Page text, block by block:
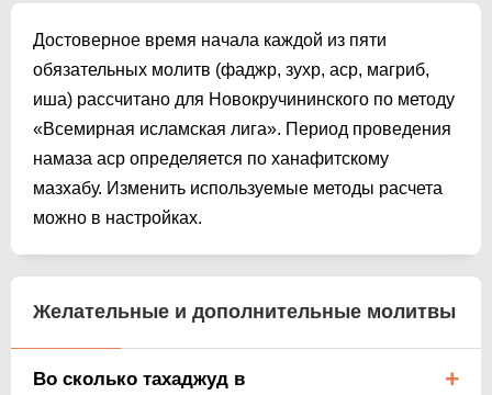
Достоверное время начала каждой из пяти
обязательных молитв (фаджр, зухр, аср, магриб,
иша) рассчитано для Новокручининского по методу
«Всемирная исламская лига». Период проведения
намаза аср определяется по ханафитскому
мазхабу. Изменить используемые методы расчета
можно в настройках.
Желательные и дополнительные молитвы
Во сколько тахаджуд в